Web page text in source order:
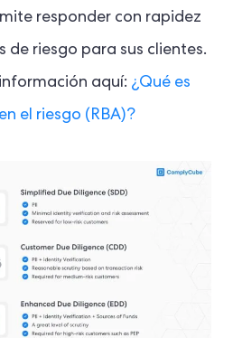
responder con rapidez
de riesgo para sus clientes.
aquí: ¿Qué es
el riesgo (RBA)?